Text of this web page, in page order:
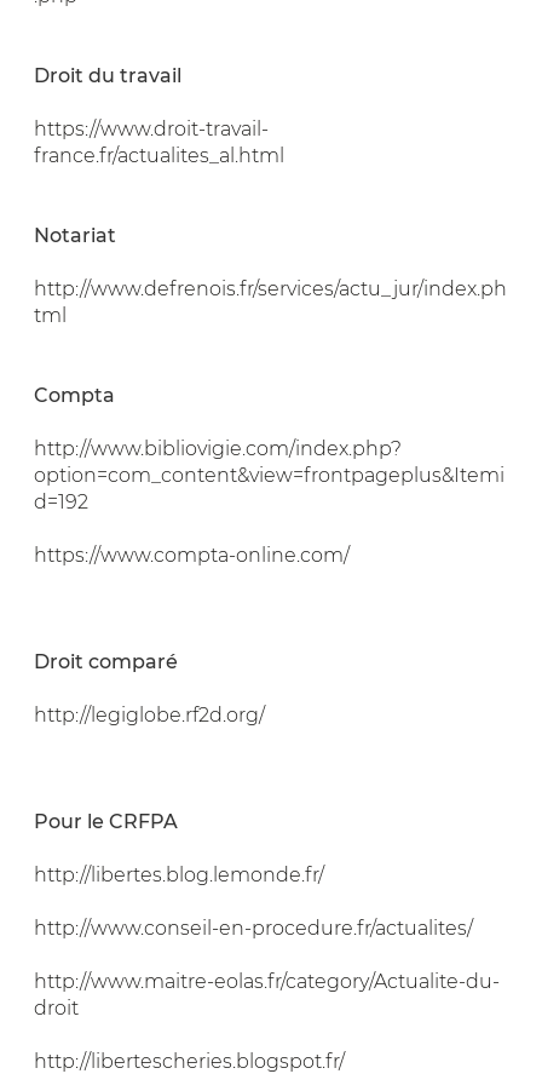
Droit du travail
https://www.droit-travail-
france.fr/actualites_al.html
Notariat
http://www.defrenois.fr/services/actu_jur/index.ph
tml
Compta
http://www.bibliovigie.com/index.php?
option=com_content&view=frontpageplus&Itemi
d=192
https://www.compta-online.com/
Droit comparé
http://legiglobe.rf2d.org/
Pour le CRFPA
http://libertes.blog.lemonde.fr/
http://www.conseil-en-procedure.fr/actualites/
http://www.maitre-eolas.fr/category/Actualite-du-
droit
http://libertescheries.blogspot.fr/